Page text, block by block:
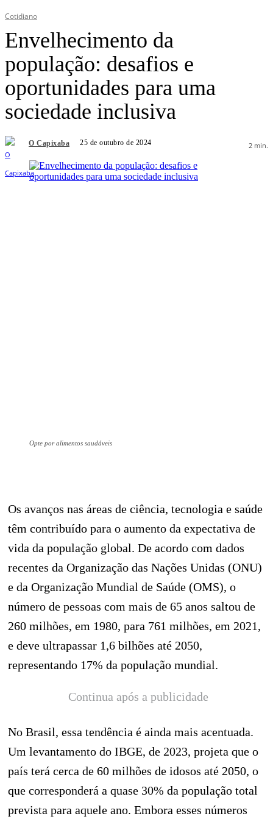
Cotidiano
Envelhecimento da
população: desafios e
oportunidades para uma
sociedade inclusiva
O Capixaba 25 de outubro de 2024 2 min.
Opte por alimentos saudáveis
Os avanços nas áreas de ciência, tecnologia e saúde
têm contribuído para o aumento da expectativa de
vida da população global. De acordo com dados
recentes da Organização das Nações Unidas (ONU)
e da Organização Mundial de Saúde (OMS), o
número de pessoas com mais de 65 anos saltou de
260 milhões, em 1980, para 761 milhões, em 2021,
e deve ultrapassar 1,6 bilhões até 2050,
representando 17% da população mundial.
Continua após a publicidade
No Brasil, essa tendência é ainda mais acentuada.
Um levantamento do IBGE, de 2023, projeta que o
país terá cerca de 60 milhões de idosos até 2050, o
que corresponderá a quase 30% da população total
prevista para aquele ano. Embora esses números